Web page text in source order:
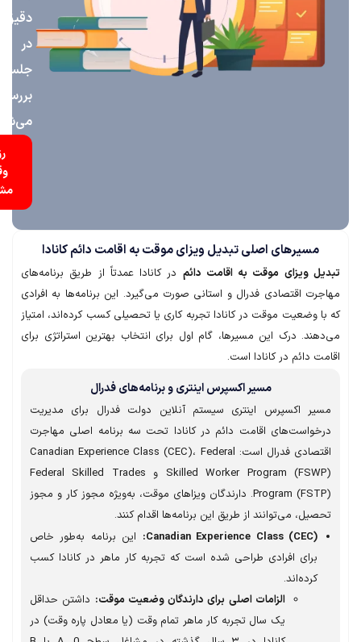
دقیق
در
جلسه
مسیرهای اصلی تبدیل ویزای موقت به اقامت دائم کانادا
ویزای موقت به اقامت دائمدر کانادا عمدتاً از طریق برنامه‌های
اقتصادی فدرال و استانی صورت می‌گیرد. این برنامه‌ها به افرادی
وضعیت موقت در کانادا تجربه کاری یا تحصیلی کسب کرده‌اند، امتیاز
درک این مسیرها، گام اول برای انتخاب بهترین استراتژی برای
دائم در کانادا است.
مسیر اکسپرس اینتری و برنامه‌های فدرال
اکسپرس اینتری سیستم آنلاین دولت فدرال برای مدیریت
اقامت دائم در کانادا تحت سه برنامه اصلی مهاجرت
اقتصادی فدرال است: Canadian Experience Class (CEC)، Federal
Skilled Worker Program (FSWP) و Federal Skilled Trades
Program (FSTP). دارندگان ویزاهای موقت، به‌ویژه مجوز کار و مجوز
می‌توانند از طریق این برنامه‌ها اقدام کنند.
Canadian Experience Class (CEC): این برنامه به‌طور خاص
برای افرادی طراحی شده است که تجربه کار ماهر در کانادا کسب
الزامات اصلی برای دارندگان وضعیت موقت:داشتن حداقل
یک سال تجربه کار ماهر تمام وقت (یا معادل پاره وقت) در